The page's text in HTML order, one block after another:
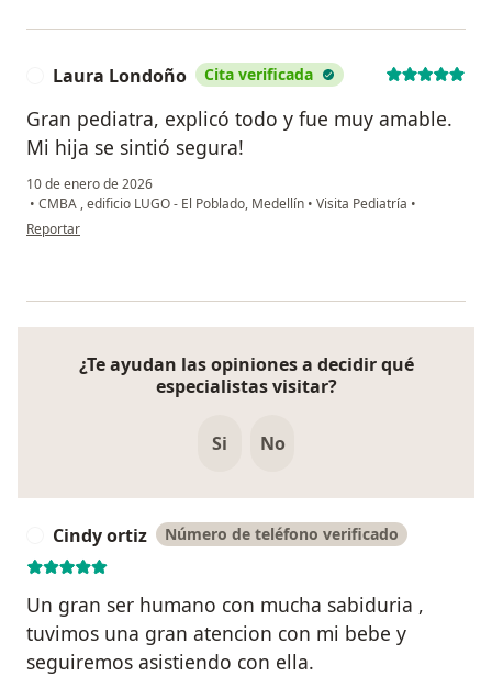
Laura Londoño Cita verificada
Gran pediatra, explicó todo y fue muy amable.
Mi hija se sintió segura!
10 de enero de 2026
• CMBA , edificio LUGO - El Poblado, Medellín • Visita Pediatría •
en opinión del usuario Laura Londoño
Reportar
¿Te ayudan las opiniones a decidir qué
especialistas visitar?
Si No
Cindy ortiz Número de teléfono verificado
Un gran ser humano con mucha sabiduria ,
tuvimos una gran atencion con mi bebe y
seguiremos asistiendo con ella.